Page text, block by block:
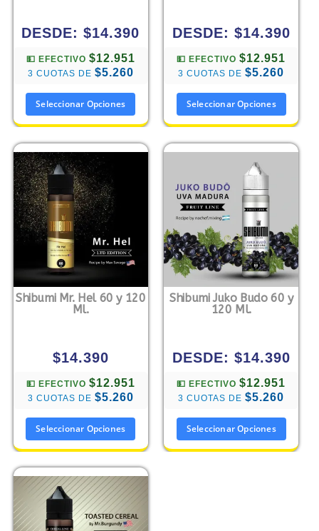
DESDE:$14.390
💵 EFECTIVO $12.951
3 CUOTAS DE $5.260
Seleccionar Opciones
DESDE: $14.390
💵 EFECTIVO$12.951
3 CUOTAS DE$5.260
Seleccionar Opciones
Shibumi Mr. Hel 60 y 120
Ml.
$14.390
💵 EFECTIVO $12.951
3 CUOTAS DE $5.260
Seleccionar Opciones
Shibumi Juko Budo 60 y
120 Ml.
DESDE: $14.390
💵 EFECTIVO$12.951
3 CUOTAS DE$5.260
Seleccionar Opciones